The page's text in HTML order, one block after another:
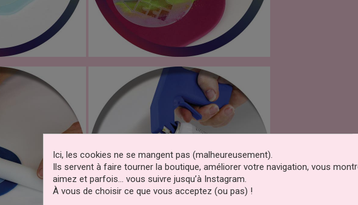
Ici, les cookies ne se mangent pas (malheureusement).
Ils servent à faire tourner la boutique, améliorer votre navigation, vous
aimez et parfois… vous suivre jusqu’à Instagram.
À vous de choisir ce que vous acceptez (ou pas) !